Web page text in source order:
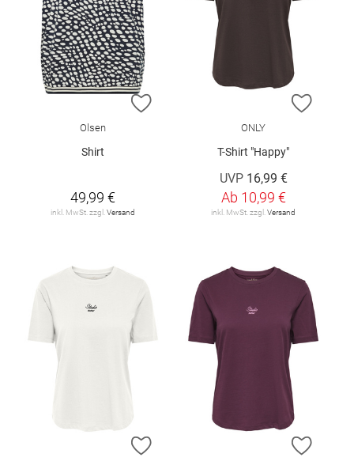
ZUR WUNSCHLISTE HINZUFÜGEN
Olsen
Shirt
49,99 €
inkl. MwSt. zzgl. Versand
ZUR
ONLY
T-Shirt "Happy"
UVP 16,99 €
Ab 10,99 €
inkl. MwSt. zzgl. Versand
ZUR WUNSCHLISTE HINZUFÜGEN
ZUR